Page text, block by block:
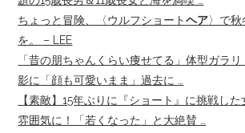
ちょっと冒険、〈ウルフショートヘア〉で
を。 – LEE
「昔の朋ちゃんくらい痩せてる」体型ガラ
影に「顔も可愛いまま」過去に …
【素敵】15年ぶりに『ショート』に挑戦し
雰囲気に！「若くなった」と大絶賛 …